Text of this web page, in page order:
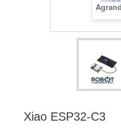
Xiao ESP32-C3